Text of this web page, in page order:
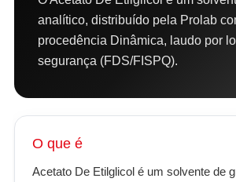
analítico, distribuído pela Prolab
procedência Dinâmica, laudo por
segurança (FDS/FISPQ).
O que é
Acetato De Etilglicol é um solvente de